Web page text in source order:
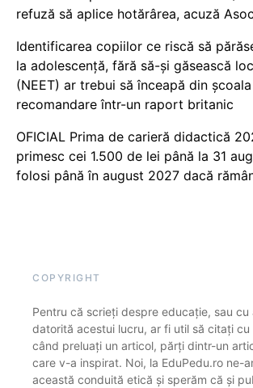
refuză să aplice hotărârea, acuză
Identificarea copiilor ce riscă să
la adolescență, fără să-și găsească
(NEET) ar trebui să înceapă din
recomandare într-un raport britanic
OFICIAL Prima de carieră didactică
primesc cei 1.500 de lei până la 31
folosi până în august 2027 dacă
COPYRIGHT
Pentru că scrieți despre educație, sau cu
datorită acestui lucru, ar fi util să citați cu
când preluați un articol, părți dintr-un
care v-a inspirat. Noi, la EduPedu.ro ne-
această conduită etică și sperăm că și